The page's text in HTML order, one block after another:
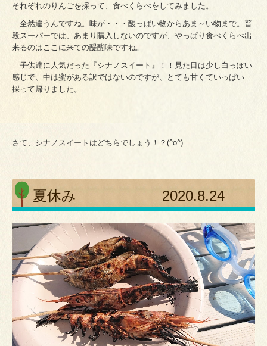
それぞれのりんごを採って、食べくらべをしてみました。
全然違うんですね。味が・・・酸っぱい物からあま～い物まで。普
段スーパーでは、あまり購入しないのですが、やっぱり食べくらべ出
来るのはここに来ての醍醐味ですね。
子供達に人気だった『シナノスイート』！！見た目は少し白っぽい
感じで、中は蜜がある訳ではないのですが、とても甘くていっぱい
採って帰りました。
さて、シナノスイートはどちらでしょう！？(^o^)
夏休み 2020.8.24